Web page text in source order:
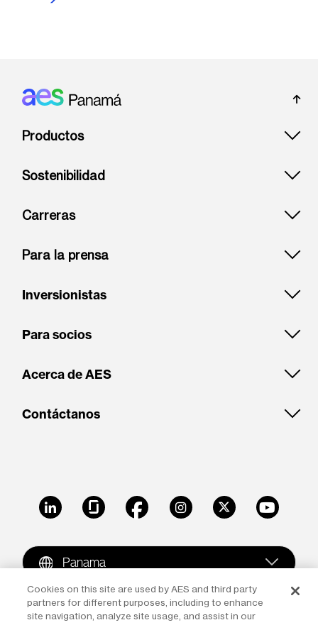
Footer: Panama
Productos
Sostenibilidad
Carreras
Para la prensa
Inversionistas
Para socios
Acerca de AES
Contáctanos
LinkedIn GlassdoorFacebookInstagramX Youtube
Panama
Copyright © 2009-2026 The AES Corporation. All rights
Cookies on this site are used by AES and third party
partners for different purposes, including to enhance
site navigation, analyze site usage, and assist in our